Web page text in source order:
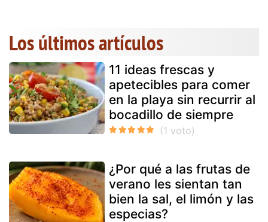
Los últimos artículos
11 ideas frescas y
apetecibles para comer
en la playa sin recurrir al
bocadillo de siempre
¿Por qué a las frutas de
verano les sientan tan
bien la sal, el limón y las
especias?